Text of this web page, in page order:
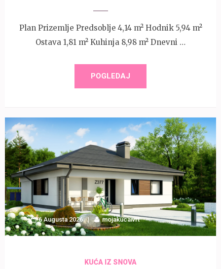
Plan Prizemlje Predsoblje 4,14 m² Hodnik 5,94 m²
Ostava 1,81 m² Kuhinja 8,98 m² Dnevni …
POGLEDAJ
6 Augusta 2026 mojakucaivrt
KUĆA IZ SNOVA